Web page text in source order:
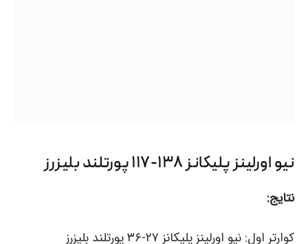
نیو اورلینز پلیکانز ۱۳۸-۱۱۷ پورتلند بلیزرز
نتایج:
کوارتر اول: نیو اورلینز پلیکانز ۲۷-۳۶ پورتلند بلیزرز